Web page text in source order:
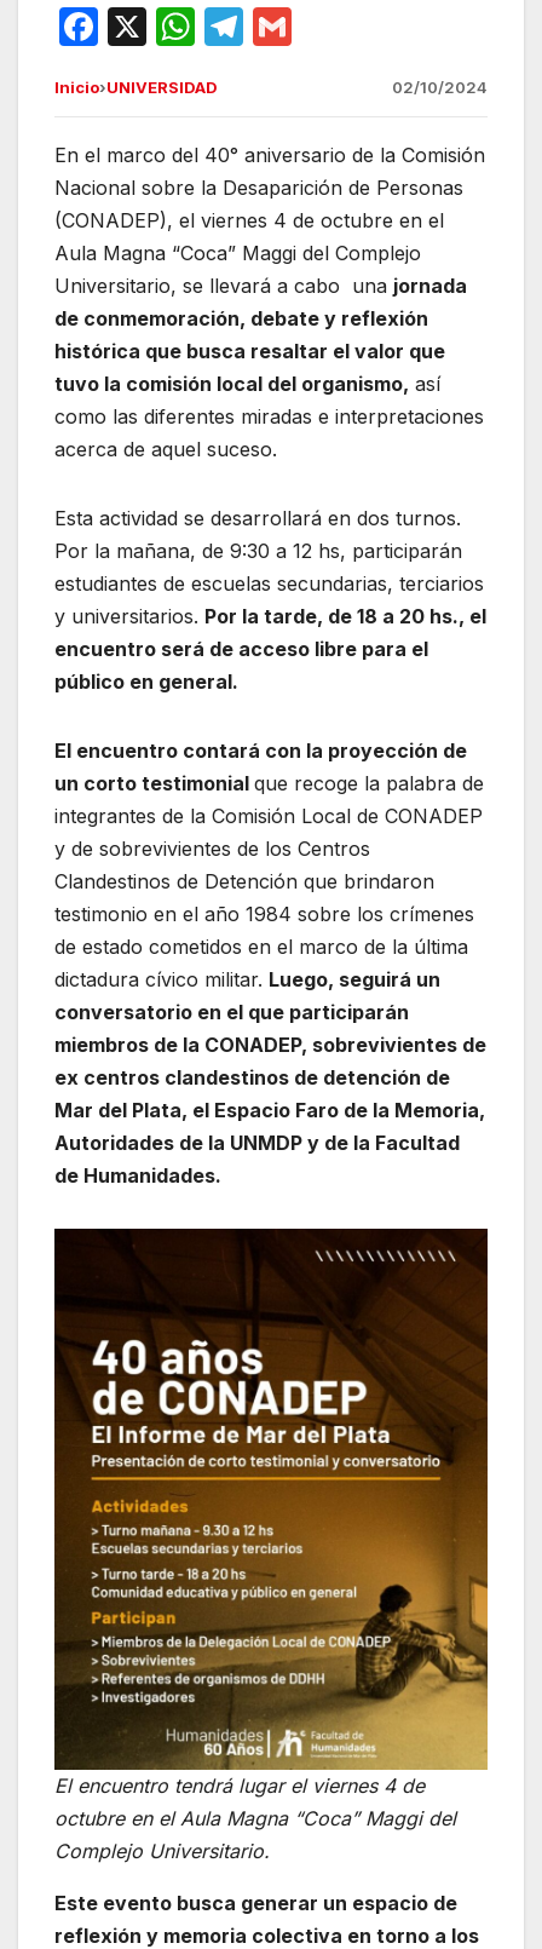
F
c
e
b
o
o
k
X
W
at
s
A
p
p
T
gr
a
m
Inicio›UNIVERSIDAD 02/10/2024
En el marco del 40° aniversario de la Comisión
Nacional sobre la Desaparición de Personas
(CONADEP), el viernes 4 de octubre en el
Aula Magna “Coca” Maggi del Complejo
Universitario, se llevará a cabo una jornada
de conmemoración, debate y reflexión
histórica que busca resaltar el valor que
tuvo la comisión local del organismo, así
como las diferentes miradas e interpretaciones
acerca de aquel suceso.
Esta actividad se desarrollará en dos turnos.
Por la mañana, de 9:30 a 12 hs, participarán
estudiantes de escuelas secundarias, terciarios
y universitarios. Por la tarde, de 18 a 20 hs., el
encuentro será de acceso libre para el
público en general.
El encuentro contará con la proyección de
un corto testimonial que recoge la palabra de
integrantes de la Comisión Local de CONADEP
y de sobrevivientes de los Centros
Clandestinos de Detención que brindaron
testimonio en el año 1984 sobre los crímenes
de estado cometidos en el marco de la última
dictadura cívico militar. Luego, seguirá un
conversatorio en el que participarán
miembros de la CONADEP, sobrevivientes de
ex centros clandestinos de detención de
Mar del Plata, el Espacio Faro de la Memoria,
Autoridades de la UNMDP y de la Facultad
de Humanidades.
El encuentro tendrá lugar el viernes 4 de
octubre en el Aula Magna “Coca” Maggi del
Complejo Universitario.
Este evento busca generar un espacio de
reflexión y memoria colectiva en torno a los